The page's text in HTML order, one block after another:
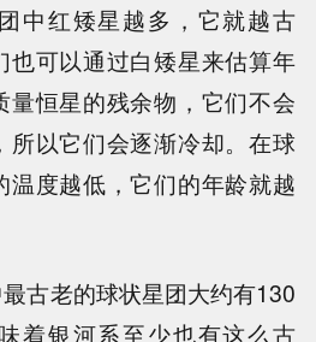
中红矮星越多，它就越古
也可以通过白矮星来估算年
量恒星的残余物，它们不会
所以它们会逐渐冷却。在球
温度越低，它们的年龄就越
古老的球状星团大约有130
着银河系至少也有这么古